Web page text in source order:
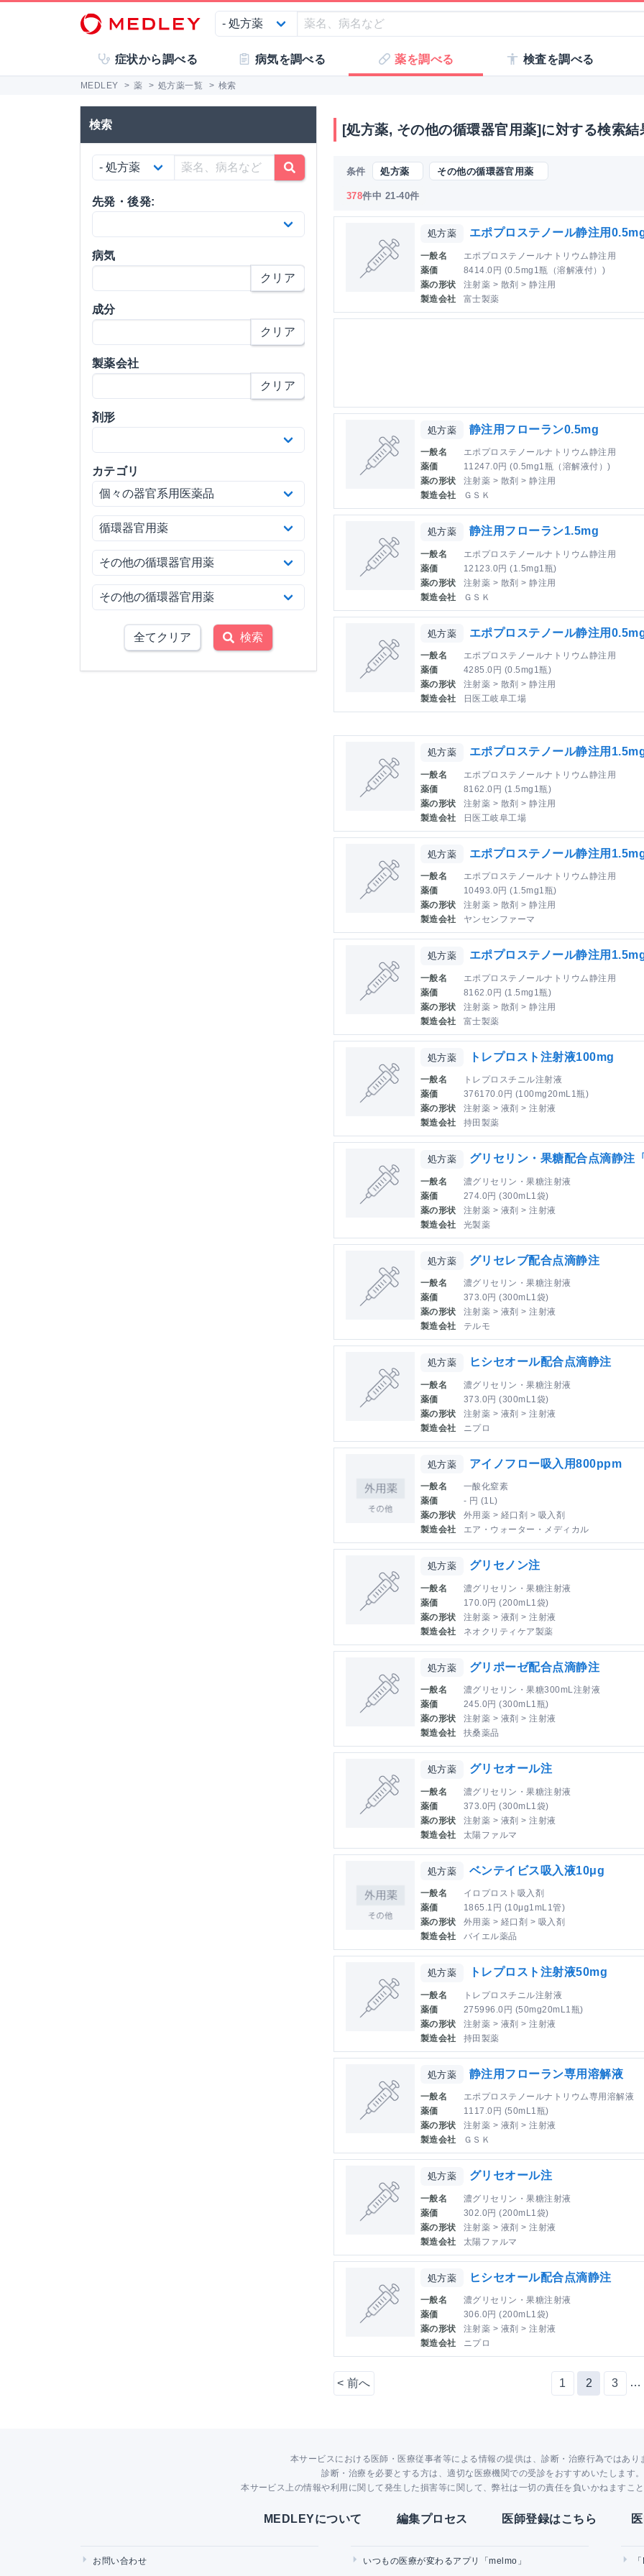
症状から調べる 病気を調べる 薬を調べる 検査を調べる
MEDLEY > 薬 > 処方薬一覧 > 検索
検索
先発・後発:
病気
クリア
成分
クリア
製薬会社
クリア
剤形
カテゴリ
全てクリア 検索
[処方薬, その他の循環器官用薬]に対する検索結
条件 処方薬 その他の循環器官用薬
378件中 21-40件
処方薬 エポプロステノール静注用0.5mg
一般名
エポプロステノールナトリウム静注用
薬価
8414.0円 (0.5mg1瓶（溶解液付）)
薬の形状
注射薬 > 散剤 > 静注用
製造会社
富士製薬
処方薬 静注用フローラン0.5mg
一般名
エポプロステノールナトリウム静注用
薬価
11247.0円 (0.5mg1瓶（溶解液付）)
薬の形状
注射薬 > 散剤 > 静注用
製造会社
ＧＳＫ
処方薬 静注用フローラン1.5mg
一般名
エポプロステノールナトリウム静注用
薬価
12123.0円 (1.5mg1瓶)
薬の形状
注射薬 > 散剤 > 静注用
製造会社
ＧＳＫ
処方薬 エポプロステノール静注用
一般名
エポプロステノールナトリウム静注用
薬価
4285.0円 (0.5mg1瓶)
薬の形状
注射薬 > 散剤 > 静注用
製造会社
日医工岐阜工場
処方薬 エポプロステノール静注用
一般名
エポプロステノールナトリウム静注用
薬価
8162.0円 (1.5mg1瓶)
薬の形状
注射薬 > 散剤 > 静注用
製造会社
日医工岐阜工場
処方薬 エポプロステノール静注用
一般名
エポプロステノールナトリウム静注用
薬価
10493.0円 (1.5mg1瓶)
薬の形状
注射薬 > 散剤 > 静注用
製造会社
ヤンセンファーマ
処方薬 エポプロステノール静注用1.5mg
一般名
エポプロステノールナトリウム静注用
薬価
8162.0円 (1.5mg1瓶)
薬の形状
注射薬 > 散剤 > 静注用
製造会社
富士製薬
処方薬 トレプロスト注射液100mg
一般名
トレプロスチニル注射液
薬価
376170.0円 (100mg20mL1瓶)
薬の形状
注射薬 > 液剤 > 注射液
製造会社
持田製薬
処方薬 グリセリン・果糖配合点滴静注
一般名
濃グリセリン・果糖注射液
薬価
274.0円 (300mL1袋)
薬の形状
注射薬 > 液剤 > 注射液
製造会社
光製薬
処方薬 グリセレブ配合点滴静注
一般名
濃グリセリン・果糖注射液
薬価
373.0円 (300mL1袋)
薬の形状
注射薬 > 液剤 > 注射液
製造会社
テルモ
処方薬 ヒシセオール配合点滴静注
一般名
濃グリセリン・果糖注射液
薬価
373.0円 (300mL1袋)
薬の形状
注射薬 > 液剤 > 注射液
製造会社
ニプロ
処方薬 アイノフロー吸入用800ppm
一般名
一酸化窒素
薬価
- 円 (1L)
薬の形状
外用薬 > 経口剤 > 吸入剤
製造会社
エア・ウォーター・メディカル
処方薬 グリセノン注
一般名
濃グリセリン・果糖注射液
薬価
170.0円 (200mL1袋)
薬の形状
注射薬 > 液剤 > 注射液
製造会社
ネオクリティケア製薬
処方薬 グリポーゼ配合点滴静注
一般名
濃グリセリン・果糖300mL注射液
薬価
245.0円 (300mL1瓶)
薬の形状
注射薬 > 液剤 > 注射液
製造会社
扶桑薬品
処方薬 グリセオール注
一般名
濃グリセリン・果糖注射液
薬価
373.0円 (300mL1袋)
薬の形状
注射薬 > 液剤 > 注射液
製造会社
太陽ファルマ
処方薬 ベンテイビス吸入液10μg
一般名
イロプロスト吸入剤
薬価
1865.1円 (10μg1mL1管)
薬の形状
外用薬 > 経口剤 > 吸入剤
製造会社
バイエル薬品
処方薬 トレプロスト注射液50mg
一般名
トレプロスチニル注射液
薬価
275996.0円 (50mg20mL1瓶)
薬の形状
注射薬 > 液剤 > 注射液
製造会社
持田製薬
処方薬 静注用フローラン専用溶解液
一般名
エポプロステノールナトリウム専用溶解液
薬価
1117.0円 (50mL1瓶)
薬の形状
注射薬 > 液剤 > 注射液
製造会社
ＧＳＫ
処方薬 グリセオール注
一般名
濃グリセリン・果糖注射液
薬価
302.0円 (200mL1袋)
薬の形状
注射薬 > 液剤 > 注射液
製造会社
太陽ファルマ
処方薬 ヒシセオール配合点滴静注
一般名
濃グリセリン・果糖注射液
薬価
306.0円 (200mL1袋)
薬の形状
注射薬 > 液剤 > 注射液
製造会社
ニプロ
< 前へ 1 2 3 …
本サービスにおける医師・医療従事者等による情報の提供は、診断・治療行為ではあり
診断・治療を必要とする方は、適切な医療機関での受診をおすすめいたします。
本サービス上の情報や利用に関して発生した損害等に関して、弊社は一切の責任を負いかねますこと
MEDLEYについて 編集プロセス 医師登録はこちら
お問い合わせ いつもの医療が変わるアプリ「melmo」